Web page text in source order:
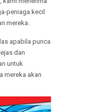
peniaga kecil
mereka.
apabila punca
dan
untuk
mereka akan